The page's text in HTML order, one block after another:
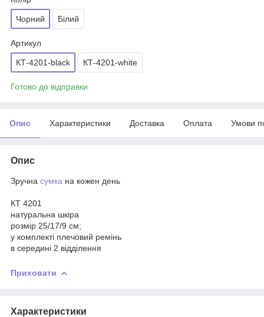
Чорний Білий
Артикул
КТ-4201-black КТ-4201-white
Готово до відправки
Опис Характеристики Доставка Оплата Умови
Опис
Зручна сумка на кожен день
КТ 4201
натуральна шкіра
розмір 25/17/9 см;
у комплекті плечовий ремінь
в середині 2 відділення
Приховати
Характеристики